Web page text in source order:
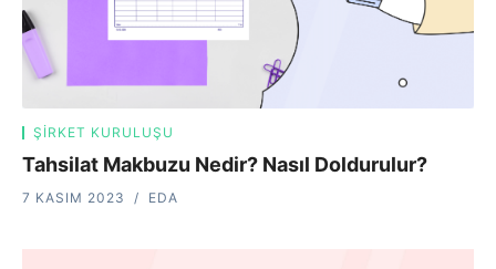
ŞIRKET KURULUŞU
Tahsilat Makbuzu Nedir? Nasıl Doldurulur?
7 KASIM 2023 EDA